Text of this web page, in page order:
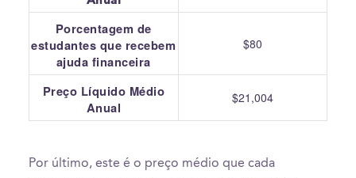
Porcentagem de
estudantes que recebem
ajuda financeira
$80
Preço Líquido Médio
Anual
$21,004
Por último, este é o preço médio que cada